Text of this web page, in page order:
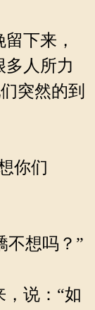
下来，
多人所力
突然的到
你们
想吗？”
说：“如